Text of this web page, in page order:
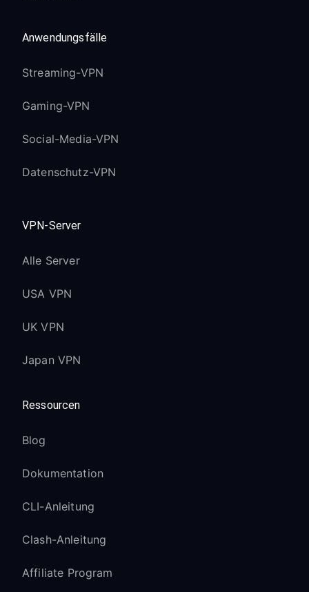
Anwendungsfälle
Streaming-VPN
Gaming-VPN
Social-Media-VPN
Datenschutz-VPN
VPN-Server
Alle Server
USA VPN
UK VPN
Japan VPN
Ressourcen
Blog
Dokumentation
CLI-Anleitung
Clash-Anleitung
Affiliate Program